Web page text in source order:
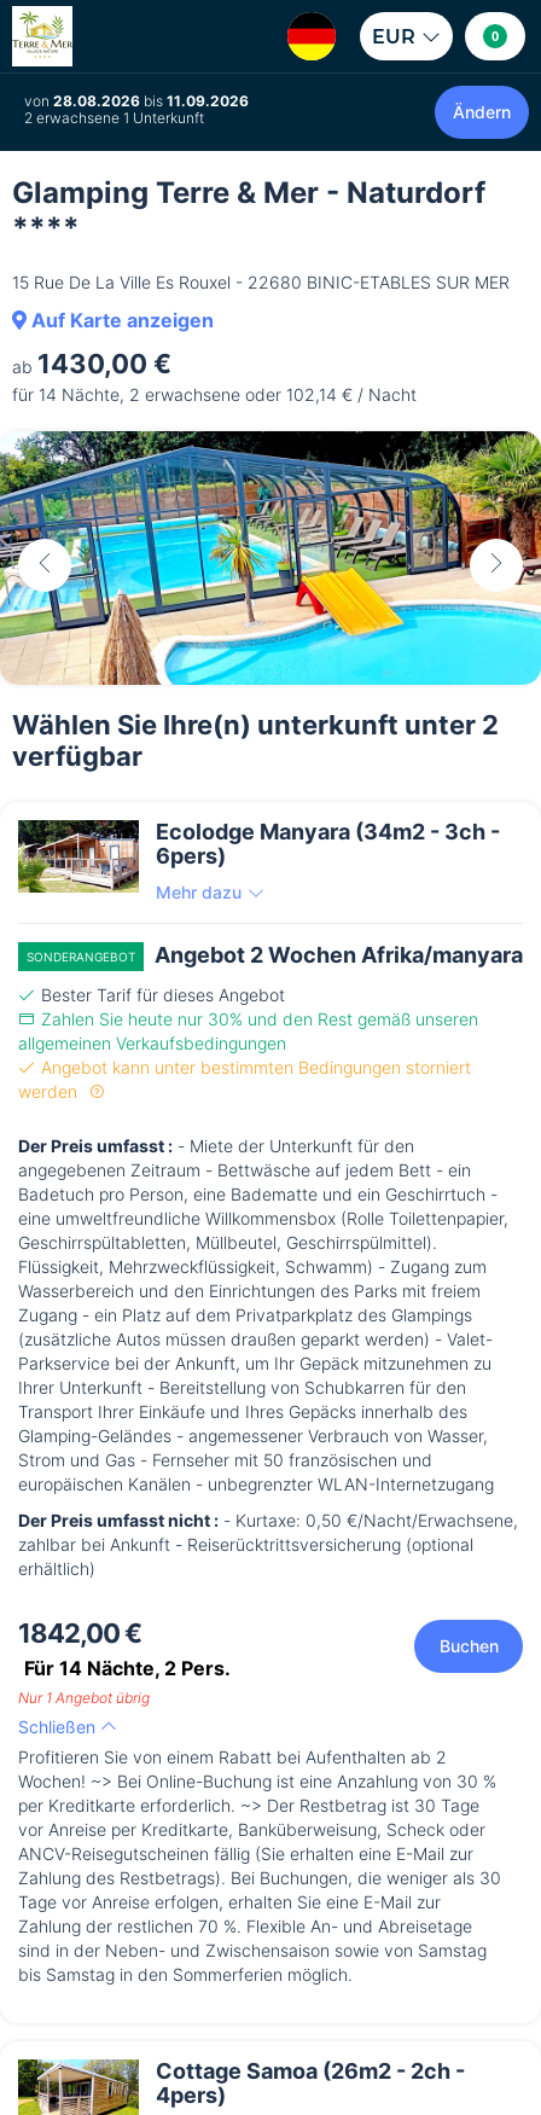
EUR 0
von 28.08.2026 bis 11.09.2026
2 erwachsene 1 Unterkunft
Ändern
Glamping Terre & Mer - Naturdorf
****
15 Rue De La Ville Es Rouxel - 22680 BINIC-ETABLES SUR MER
Auf Karte anzeigen
ab 1430,00 €
für 14 Nächte, 2 erwachsene oder 102,14 € / Nacht
Wählen Sie Ihre(n) unterkunft unter 2
verfügbar
Ecolodge Manyara (34m2 - 3ch -
6pers)
Mehr dazu
SONDERANGEBOT Angebot 2 Wochen Afrika/manyara
Bester Tarif für dieses Angebot
Zahlen Sie heute nur 30% und den Rest gemäß unseren
allgemeinen Verkaufsbedingungen
Angebot kann unter bestimmten Bedingungen storniert
werden
Der Preis umfasst : - Miete der Unterkunft für den
angegebenen Zeitraum - Bettwäsche auf jedem Bett - ein
Badetuch pro Person, eine Badematte und ein Geschirrtuch -
eine umweltfreundliche Willkommensbox (Rolle Toilettenpapier,
Geschirrspültabletten, Müllbeutel, Geschirrspülmittel).
Flüssigkeit, Mehrzweckflüssigkeit, Schwamm) - Zugang zum
Wasserbereich und den Einrichtungen des Parks mit freiem
Zugang - ein Platz auf dem Privatparkplatz des Glampings
(zusätzliche Autos müssen draußen geparkt werden) - Valet-
Parkservice bei der Ankunft, um Ihr Gepäck mitzunehmen zu
Ihrer Unterkunft - Bereitstellung von Schubkarren für den
Transport Ihrer Einkäufe und Ihres Gepäcks innerhalb des
Glamping-Geländes - angemessener Verbrauch von Wasser,
Strom und Gas - Fernseher mit 50 französischen und
europäischen Kanälen - unbegrenzter WLAN-Internetzugang
Der Preis umfasst nicht : - Kurtaxe: 0,50 €/Nacht/Erwachsene,
zahlbar bei Ankunft - Reiserücktrittsversicherung (optional
erhältlich)
1842,00 €
Für 14 Nächte, 2 Pers.
Buchen
Nur 1 Angebot übrig
Schließen
Profitieren Sie von einem Rabatt bei Aufenthalten ab 2
Wochen! ~> Bei Online-Buchung ist eine Anzahlung von 30 %
per Kreditkarte erforderlich. ~> Der Restbetrag ist 30 Tage
vor Anreise per Kreditkarte, Banküberweisung, Scheck oder
ANCV-Reisegutscheinen fällig (Sie erhalten eine E-Mail zur
Zahlung des Restbetrags). Bei Buchungen, die weniger als 30
Tage vor Anreise erfolgen, erhalten Sie eine E-Mail zur
Zahlung der restlichen 70 %. Flexible An- und Abreisetage
sind in der Neben- und Zwischensaison sowie von Samstag
bis Samstag in den Sommerferien möglich.
Cottage Samoa (26m2 - 2ch -
4pers)